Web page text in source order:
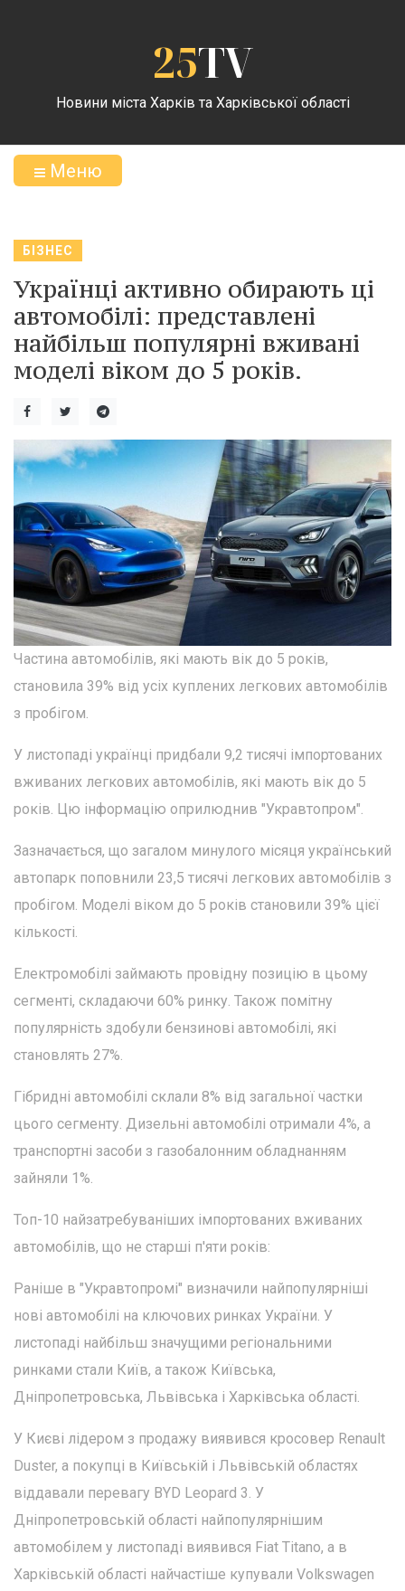
25TV
Новини міста Харків та Харківської області
Меню
БІЗНЕС
Українці активно обирають ці
автомобілі: представлені
найбільш популярні вживані
моделі віком до 5 років.
Частина автомобілів, які мають вік до 5 років,
становила 39% від усіх куплених легкових автомобілів
з пробігом.
У листопаді українці придбали 9,2 тисячі імпортованих
вживаних легкових автомобілів, які мають вік до 5
років. Цю інформацію оприлюднив "Укравтопром".
Зазначається, що загалом минулого місяця український
автопарк поповнили 23,5 тисячі легкових автомобілів з
пробігом. Моделі віком до 5 років становили 39% цієї
кількості.
Електромобілі займають провідну позицію в цьому
сегменті, складаючи 60% ринку. Також помітну
популярність здобули бензинові автомобілі, які
становлять 27%.
Гібридні автомобілі склали 8% від загальної частки
цього сегменту. Дизельні автомобілі отримали 4%, а
транспортні засоби з газобалонним обладнанням
зайняли 1%.
Топ-10 найзатребуваніших імпортованих вживаних
автомобілів, що не старші п'яти років:
Раніше в "Укравтопромі" визначили найпопулярніші
нові автомобілі на ключових ринках України. У
листопаді найбільш значущими регіональними
ринками стали Київ, а також Київська,
Дніпропетровська, Львівська і Харківська області.
У Києві лідером з продажу виявився кросовер Renault
Duster, а покупці в Київській і Львівській областях
віддавали перевагу BYD Leopard 3. У
Дніпропетровській області найпопулярнішим
автомобілем у листопаді виявився Fiat Titano, а в
Харківській області найчастіше купували Volkswagen